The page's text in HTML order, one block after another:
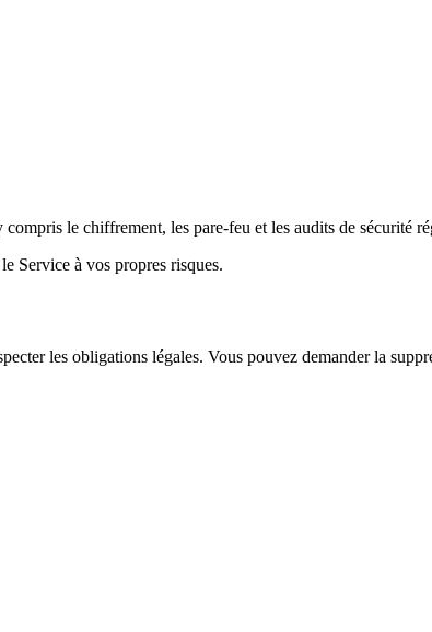
le chiffrement, les pare-feu et les audits de sécurité
Service à vos propres risques.
les obligations légales. Vous pouvez demander la